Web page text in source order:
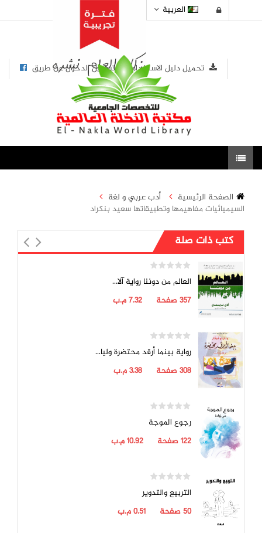
العربية
تسجيل الدخول عن طريق تحميل دليل الاستخدام
الصفحة الرئيسية
أدب عربي و لغة
السيميائيات مفاهيمها وتطبيقاتها سعيد بنكراد
كتب ذات صلة
العالم من دوننا رواية آلا...
357صفحة 7.32م.ب
رواية بينما أرقد محتضرة وليا...
308صفحة 3.38م.ب
رجوع الموجة
122صفحة 10.92م.ب
التربيع والتدوير
50صفحة 0.51م.ب